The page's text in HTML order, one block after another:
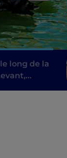
long de la